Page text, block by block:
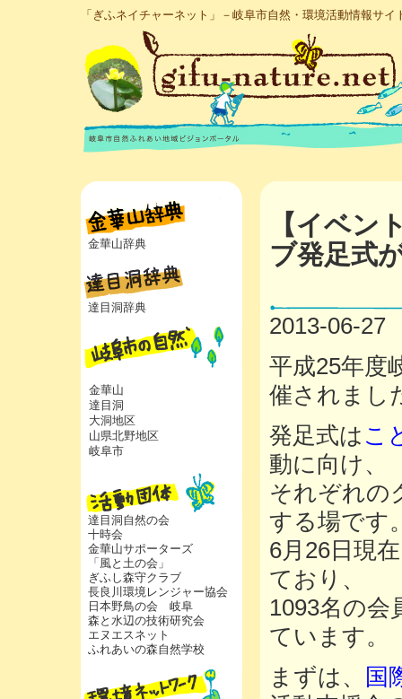
「ぎふネイチャーネット」－岐阜市自然・環境活動情報サイ
金華山辞典
達目洞辞典
金華山
達目洞
大洞地区
山県北野地区
岐阜市
達目洞自然の会
十時会
金華山サポーターズ
「風と土の会」
ぎふし森守クラブ
長良川環境レンジャー協会
日本野鳥の会 岐阜
森と水辺の技術研究会
エヌエスネット
ふれあいの森自然学校
【イベン
ブ発足式
2013-06-27
平成25年度
催されまし
発足式は こ
動に向け、
それぞれの
する場です
6月26日現
ており、
1093名の会
ています。
まずは、
国